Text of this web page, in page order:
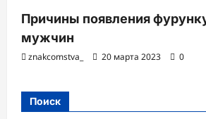
Причины появления
мужчин
znakcomstva_ 20 марта 2023 0
Поиск